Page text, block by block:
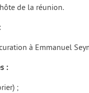
de la réunion.
à Emmanuel
:
;